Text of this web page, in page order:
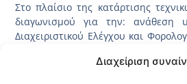
Διαχείριση
Στο πλαίσιο της κατάρτισης
διαγωνισμού για την: ανάθεση
Διαχειριστικού Ελέγχου και
(Μακεδονίας), η οποία θα